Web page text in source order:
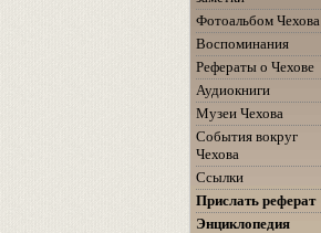
Фотоальбом Чехова
Воспоминания
Рефераты о Чехове
Аудиокниги
Музеи Чехова
События вокруг
Чехова
Ссылки
Прислать реферат
Энциклопедия